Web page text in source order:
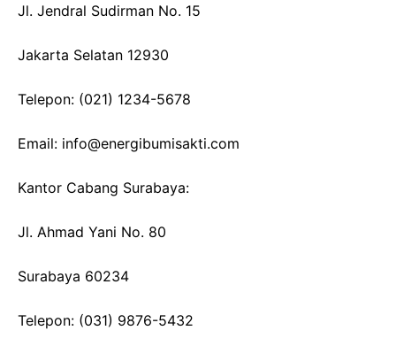
Jl. Jendral Sudirman No. 15
Jakarta Selatan 12930
Telepon: (021) 1234-5678
Email: info@energibumisakti.com
Kantor Cabang Surabaya:
Jl. Ahmad Yani No. 80
Surabaya 60234
Telepon: (031) 9876-5432